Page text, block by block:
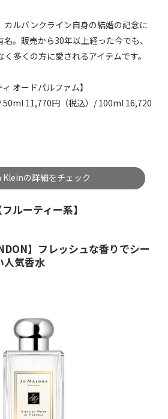
カルバンクライン自身の結婚の記念に
。販売から30年以上経った今でも、
多くの方に愛されるアイテムです。
オードパルファム】
11,770円（税込）/ 100ml 16,720
Kleinの詳細をチェック
ルーティー系】
】フレッシュな香りでシー
人気香水